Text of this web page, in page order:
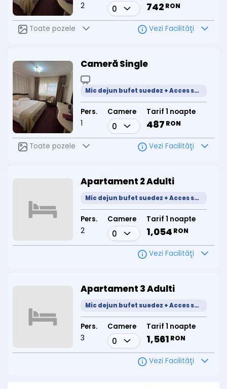
2 742 RON
Toate pozele Vezi Facilităţi
Cameră Single
Mic dejun bufet suedez + Acces spa
Pers.
1
Camere Tarif 1 noapte
487 RON
Toate pozele Vezi Facilităţi
Apartament 2 Adulti
Mic dejun bufet suedez + Acces spa
Pers.
2
Camere Tarif 1 noapte
1,054 RON
Vezi Facilităţi
Apartament 3 Adulti
Mic dejun bufet suedez + Acces spa
Pers.
3
Camere Tarif 1 noapte
1,561 RON
Vezi Facilităţi